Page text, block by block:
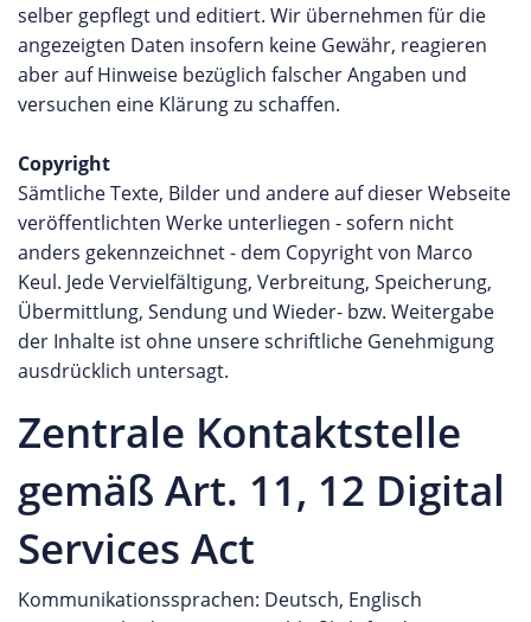
selber gepflegt und editiert. Wir übernehmen für die
angezeigten Daten insofern keine Gewähr, reagieren
aber auf Hinweise bezüglich falscher Angaben und
versuchen eine Klärung zu schaffen.
Copyright
Sämtliche Texte, Bilder und andere auf dieser Webseite
veröffentlichten Werke unterliegen - sofern nicht
anders gekennzeichnet - dem Copyright von Marco
Keul. Jede Vervielfältigung, Verbreitung, Speicherung,
Übermittlung, Sendung und Wieder- bzw. Weitergabe
der Inhalte ist ohne unsere schriftliche Genehmigung
ausdrücklich untersagt.
Zentrale Kontaktstelle
gemäß Art. 11, 12 Digital
Services Act
Kommunikationssprachen: Deutsch, Englisch